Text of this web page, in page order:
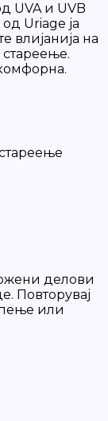
UVA и UVB
Uriage ја
влијанија на
делови
Повторувај
или